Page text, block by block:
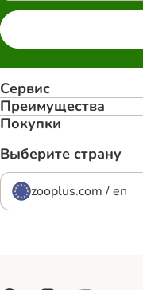
Сервис
Преимуществa
Покупки
Выберите страну
zooplus.com / en